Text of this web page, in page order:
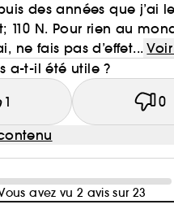
des années que j’ai
110 N. Pour rien au
ne fais pas d’effet...
a-t-il été utile ?
1 0
avez vu 2 avis sur 23